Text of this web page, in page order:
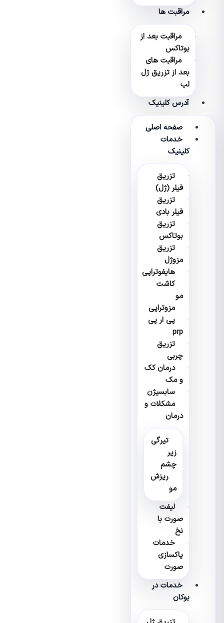
مراقبت ها
مراقبت بعد از
بوتاکس
مراقبت های
بعد از تزریق ژل
آدرس کلینیک
صفحه اصلی
خدمات
کلینیک
تزریق
فیلر (ژل)
تزریق
فیلر بادی
تزریق
بوتاکس
تزریق
مزوژل
هایفوتراپی
کاشت
مزوتراپی
پی ار پی
تزریق
چربی
درمان کک
و مک
سابسیژن
مشکلات و
درمان
تیرگی
چشم
ریزش
لیفت
صورت با
خدمات
پاکسازی
صورت
خدمات در
بوکان